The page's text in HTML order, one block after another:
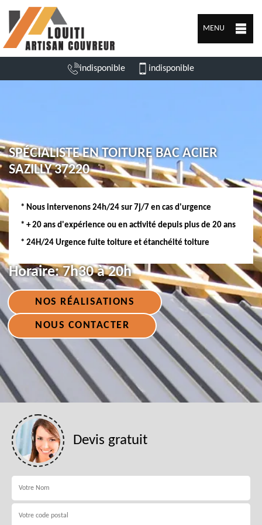
MENU
indisponible indisponible
SPÉCIALISTE EN TOITURE BAC ACIER
SAZILLY 37220
* Nous intervenons 24h/24 sur 7j/7 en cas d'urgence
* + 20 ans d'expérience ou en activité depuis plus de 20 ans
* 24H/24 Urgence fuite toiture et étanchéité toiture
Horaire:7h30 à 20h
NOS RÉALISATIONS
NOUS CONTACTER
Devis gratuit